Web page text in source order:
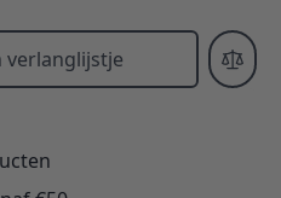
verlanglijstje